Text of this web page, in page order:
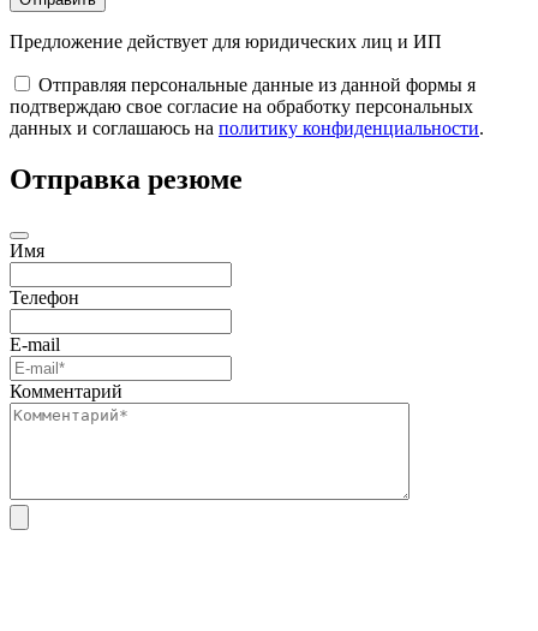
Предложение действует для юридических лиц и ИП
Отправляя персональные данные из данной формы я
подтверждаю свое согласие на обработку персональных
данных и соглашаюсь на политику конфиденциальности.
Отправка резюме
Имя
Телефон
E-mail
Комментарий